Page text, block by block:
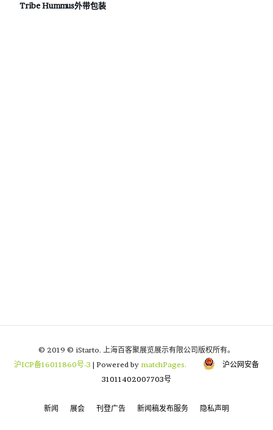
Tribe Hummus外带包装
© 2019 © iStarto. 上海百客聚展览展示有限公司版权所有。
沪ICP备16011860号-3 | Powered by matchPages.
沪公网安备
31011402007703号
新闻 展会 刊登广告 新闻稿发布服务 隐私声明